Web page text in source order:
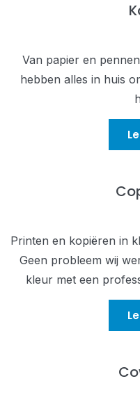
Van papier en
hebben alles in huis
Printen en kopiëren in
Geen probleem wij
kleur met een